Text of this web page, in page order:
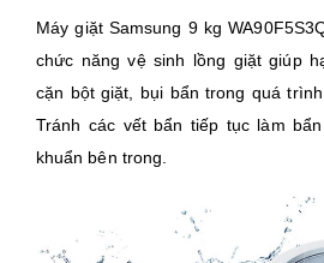
Máy giặt Samsung 9 kg
chức năng vệ sinh lồng giặt giúp
cặn bột giặt, bụi bẩn trong quá
Tránh các vết bẩn tiếp tục làm
khuẩn bên trong.